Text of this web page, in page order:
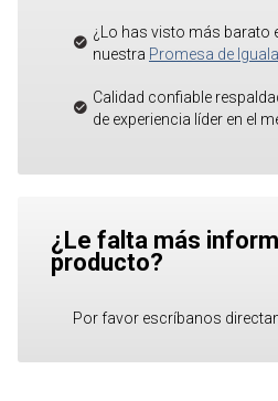
¿Lo has visto más barato
nuestra Promesa de
Calidad confiable
de experiencia líder en el
¿Le falta más
producto?
Por favor escríbanos